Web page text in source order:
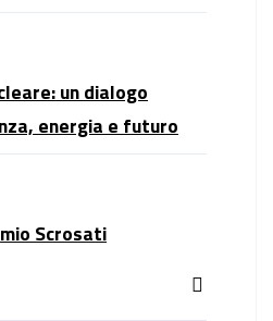
un dialogo
energia e futuro
Scrosati
fas